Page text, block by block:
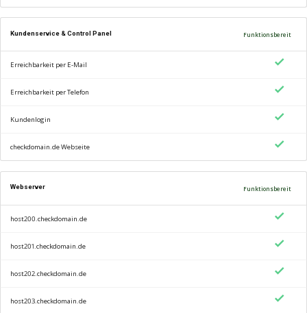
Kundenservice & Control Panel Funktionsbereit
Erreichbarkeit per E-Mail
Erreichbarkeit per Telefon
Kundenlogin
checkdomain.de Webseite
Webserver Funktionsbereit
host200.checkdomain.de
host201.checkdomain.de
host202.checkdomain.de
host203.checkdomain.de